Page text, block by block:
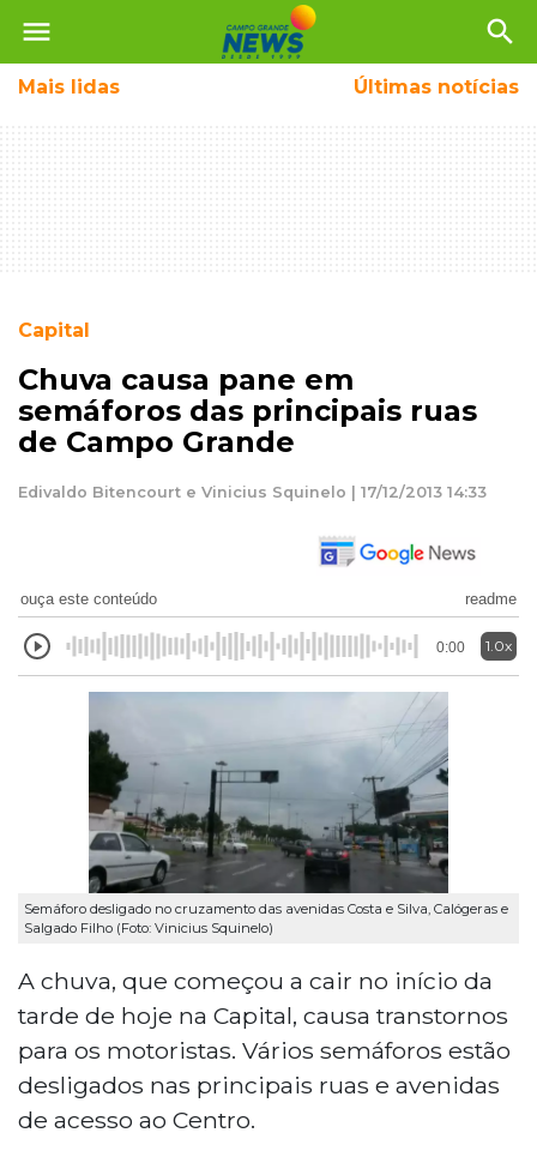
menu search
Mais lidas Últimas notícias
Capital
Chuva causa pane em
semáforos das principais ruas
de Campo Grande
Edivaldo Bitencourt e Vinicius Squinelo | 17/12/2013 14:33
ouça este conteúdo readme
0:00 1.0x
Semáforo desligado no cruzamento das avenidas Costa e Silva, Calógeras e
Salgado Filho (Foto: Vinicius Squinelo)
A chuva, que começou a cair no início da
tarde de hoje na Capital, causa transtornos
para os motoristas. Vários semáforos estão
desligados nas principais ruas e avenidas
de acesso ao Centro.